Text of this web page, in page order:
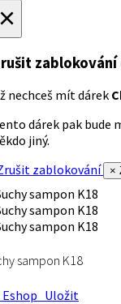
zablokování
nechceš mít dárek
dárek pak bude
jiný.
zablokování
×
sampon K18
Uložit